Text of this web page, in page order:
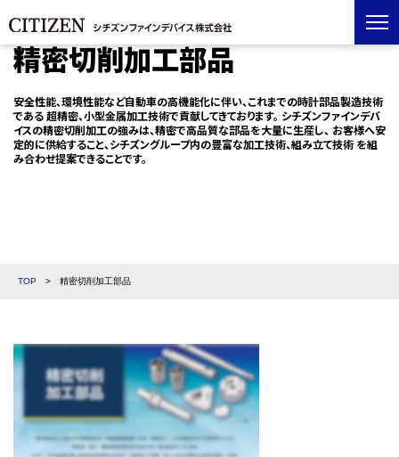
精密切削加工部品
安全性能、環境性能など自動車の高機能化に伴い、これまでの時計部品製造技術
である超精密、小型金属加工技術で貢献してきております。 シチズンファインデバ
イスの精密切削加工の強みは、精密で高品質な部品を大量に生産し、 お客様へ安
定的に供給すること、シチズングループ内の豊富な加工技術、組み立て技術 を組
み合わせ提案できることです。
TOP > 精密切削加工部品